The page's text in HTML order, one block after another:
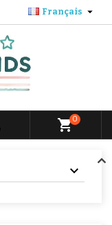
Français 
shopping_cart0